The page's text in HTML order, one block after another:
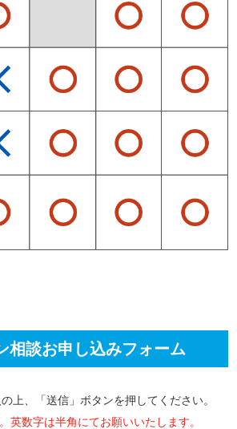
相談お申し込みフォーム
上、「送信」ボタンを押してください。
英数字は半角にてお願いいたします。